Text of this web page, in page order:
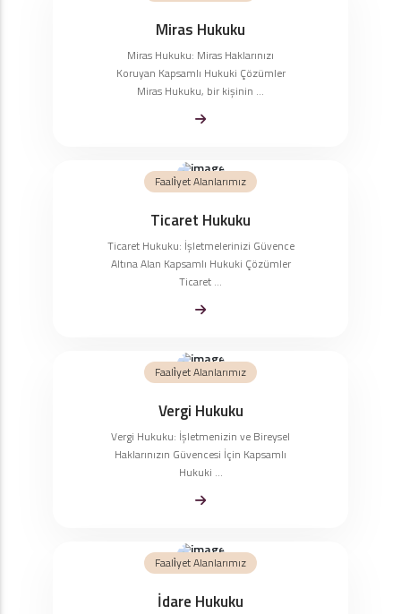
Miras Hukuku
Miras Hukuku: Miras Haklarınızı
Koruyan Kapsamlı Hukuki Çözümler
Miras Hukuku, bir kişinin ...
Faali̇yet Alanlarımız
Ticaret Hukuku
Ticaret Hukuku: İşletmelerinizi Güvence
Altına Alan Kapsamlı Hukuki Çözümler
Ticaret ...
Faali̇yet Alanlarımız
Vergi Hukuku
Vergi Hukuku: İşletmenizin ve Bireysel
Haklarınızın Güvencesi İçin Kapsamlı
Hukuki ...
Faali̇yet Alanlarımız
İdare Hukuku